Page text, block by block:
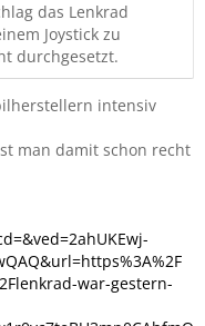
das Lenkrad
Joystick zu
durchgesetzt.
intensiv
man damit schon recht
war-gestern-